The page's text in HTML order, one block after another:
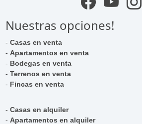
Nuestras opciones!
-Casas en venta
-Apartamentos en venta
- Bodegas en venta
-Terrenos en venta
- Fincas en venta
-Casas en alquiler
-Apartamentos en alquiler